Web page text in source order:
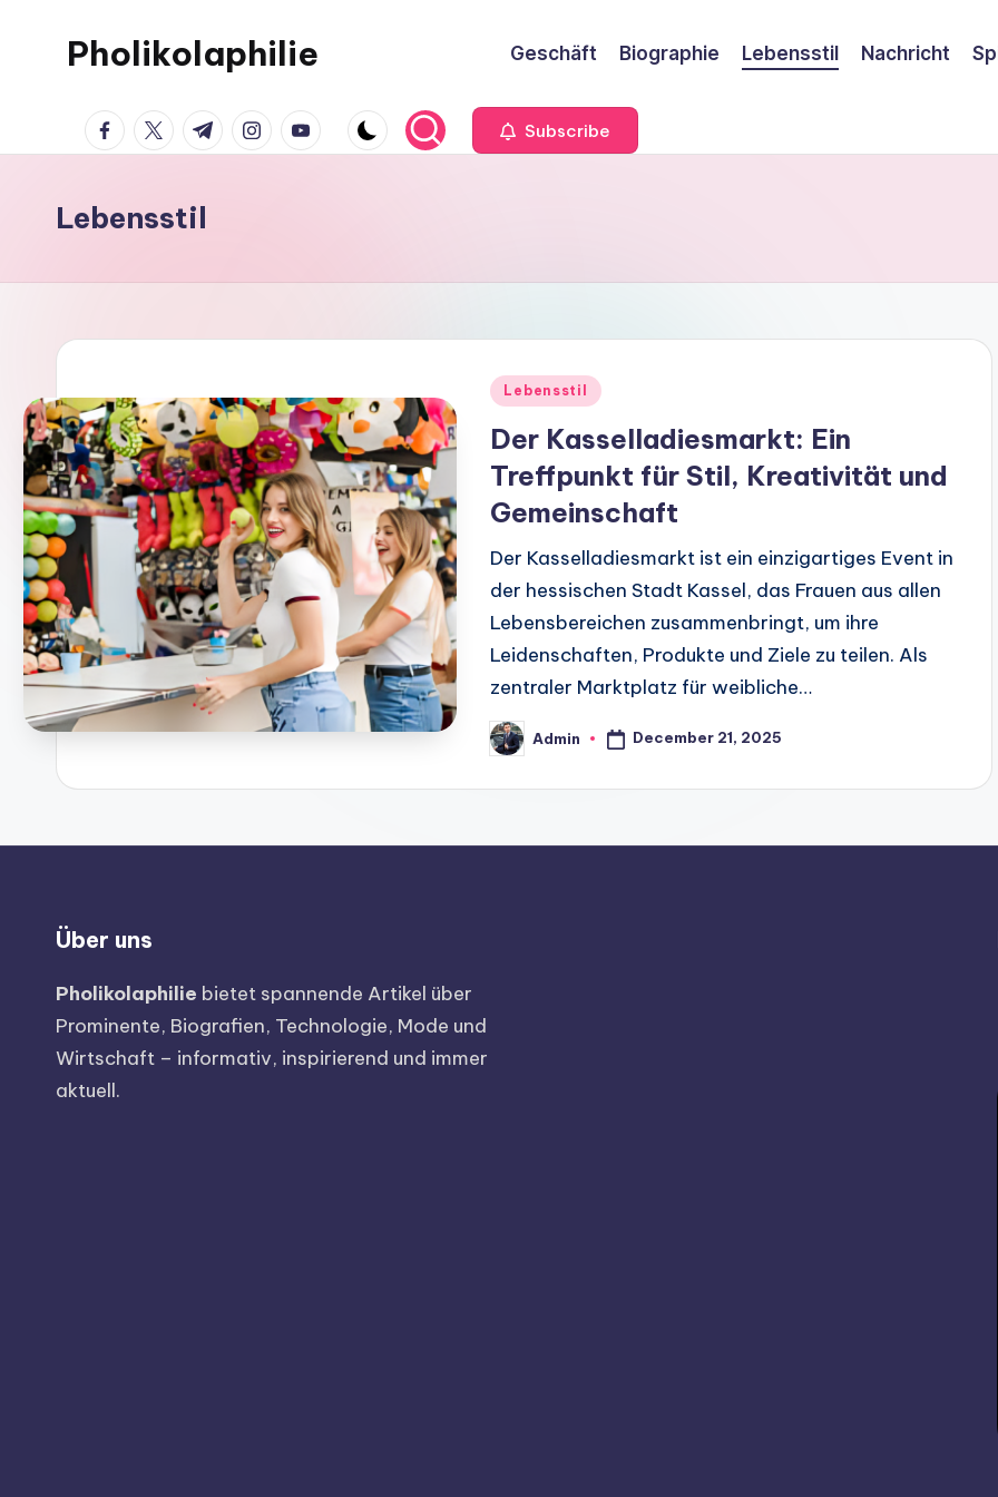
Pholikolaphilie Geschäft Biographie Lebensstil Nachricht
Subscribe
Lebensstil
Lebensstil
Der Kasselladiesmarkt: Ein
Treffpunkt für Stil, Kreativität und
Gemeinschaft
Der Kasselladiesmarkt ist ein einzigartiges Event in
der hessischen Stadt Kassel, das Frauen aus allen
Lebensbereichen zusammenbringt, um ihre
Leidenschaften, Produkte und Ziele zu teilen. Als
zentraler Marktplatz für weibliche…
Admin December 21, 2025
Über uns
Pholikolaphilie bietet spannende Artikel über
Prominente, Biografien, Technologie, Mode und
Wirtschaft – informativ, inspirierend und immer
aktuell.